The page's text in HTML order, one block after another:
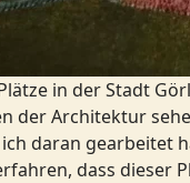
in der Stadt
der Architektur
daran gearbeitet
dass dieser